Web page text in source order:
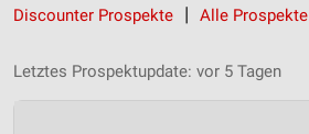
Discounter Prospekte
Alle Prospekte
Letztes Prospektupdate: vor 5 Tagen